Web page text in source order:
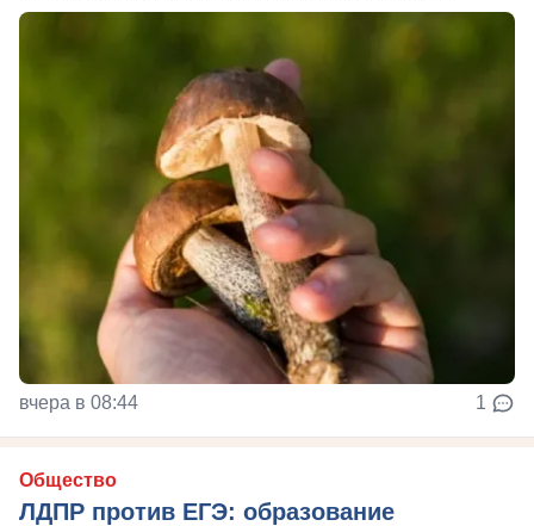
вчера в 08:44 1
Общество
ЛДПР против ЕГЭ: образование